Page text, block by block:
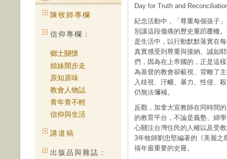
陳牧師專欄
信仰專欄：
鄉土關懷
姐妹開步走
原知原味
教會人物誌
青年青不輕
信仰與生活
講道稿
出版品與雜誌：
Day for Truth and
紀念活動中，「尊重每個孩子
別讓這段傷痛的歷史重蹈覆轍
是生活中，以行動默默落實在
真實感受到尊重與接納。誠如
們，因為在上帝國的，正是這
為基督的教會卻藐視、背離了
入歧視、汙衊、暴力、性侵、
仍無法彌補。
反觀，加拿大宣教師在同時間
的教育平台，不論是義塾、婦
心關注台灣住民的人權以及受
3年牧師劉忠堅編著的《美麗之
禧年最重要的史冊。